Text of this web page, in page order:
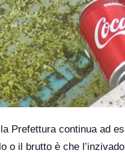
Prefettura continua ad
o il brutto è che